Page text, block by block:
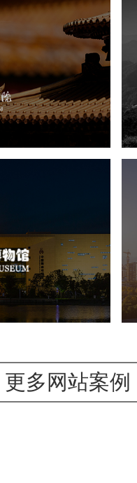
院
智慧博物馆
建设
文创商城
运营
智慧博物馆
网站建设
更多网站案例